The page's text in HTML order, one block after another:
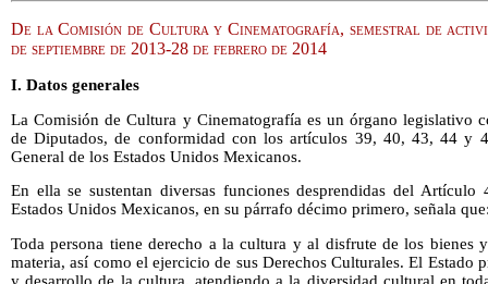
De la Comisión de Cultura y Cinematografía, semestral de
de septiembre de 2013-28 de febrero de 2014
I. Datos generales
La Comisión de Cultura y Cinematografía es un órgano legislativo
de Diputados, de conformidad con los artículos 39, 40, 43, 44 y
General de los Estados Unidos Mexicanos.
En ella se sustentan diversas funciones desprendidas del
Estados Unidos Mexicanos, en su párrafo décimo primero, señala
Toda persona tiene derecho a la cultura y al disfrute de los bienes
materia, así como el ejercicio de sus Derechos Culturales. El Estado